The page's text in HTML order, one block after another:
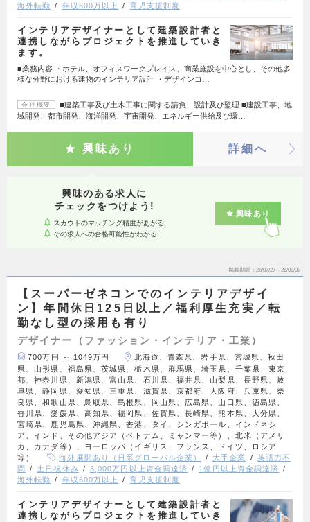
海外転勤
年収600万以上 育児支援制度
インテリアデザイナーとして建築設計者と
連携しながらプロジェクトを推進していき
ます。
■業務内容 ・ホテル、オフィスワークプレイス、商業施設を中心とし、その他多
様な分野における建物のインテリア設計 ・デザインコ…
会社概要
■建築工事及び土木工事に関する請負、設計及び監理 ■建設工事、地
域開発、都市開発、海洋開発、宇宙開発、エネルギー供給及び環…
興味あり 詳細へ
興味のある求人に
チェックをつけよう!
スカウトのマッチング精度があがる!
その求人への合格可能性がわかる!
興味あり
掲載期間 26/07/27～26/08/09
【スーパーゼネコンでのインテリアデザイ
ン】年間休日125日以上／福利厚生充実／転
勤なし型の採用も有り
デザイナー（ファッション・インテリア・工業）
700万円 ～ 1049万円
北海道、青森県、岩手県、宮城県、秋田
県、山形県、福島県、茨城県、栃木県、群馬県、埼玉県、千葉県、東京
都、神奈川県、新潟県、富山県、石川県、福井県、山梨県、長野県、岐
阜県、静岡県、愛知県、三重県、滋賀県、京都府、大阪府、兵庫県、奈
良県、和歌山県、鳥取県、島根県、岡山県、広島県、山口県、徳島県、
香川県、愛媛県、高知県、福岡県、佐賀県、長崎県、熊本県、大分県、
宮崎県、鹿児島県、沖縄県、香港、タイ、シンガポール、インドネシ
ア、インド、その他アジア（ベトナム、ミャンマー等）、北米（アメリ
カ、カナダ等）、ヨーロッパ（イギリス、フランス、ドイツ、ロシア
等）
海外展開あり（日系グローバル企業） 大手企業
英語力不
問
土日祝休み 3,000万円以上資金調達済
1億円以上資金調達済
海外転勤
年収600万以上 育児支援制度
インテリアデザイナーとして建築設計者と
連携しながらプロジェクトを推進していき